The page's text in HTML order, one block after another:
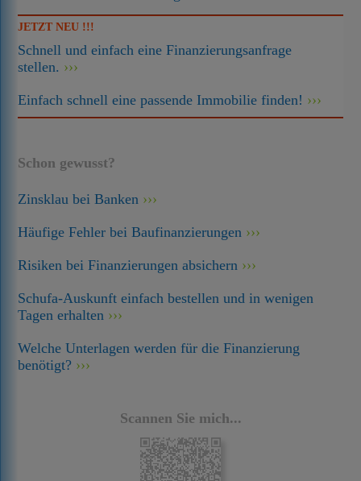
JETZT NEU !!!
Schnell und einfach eine Finanzierungsanfrage
stellen.
Einfach schnell eine passende Immobilie finden!
Schon gewusst?
Zinsklau bei Banken
Häufige Fehler bei Baufinanzierungen
Risiken bei Finanzierungen absichern
Schufa-Auskunft einfach bestellen und in wenigen
Tagen erhalten
Welche Unterlagen werden für die Finanzierung
benötigt?
Scannen Sie mich...